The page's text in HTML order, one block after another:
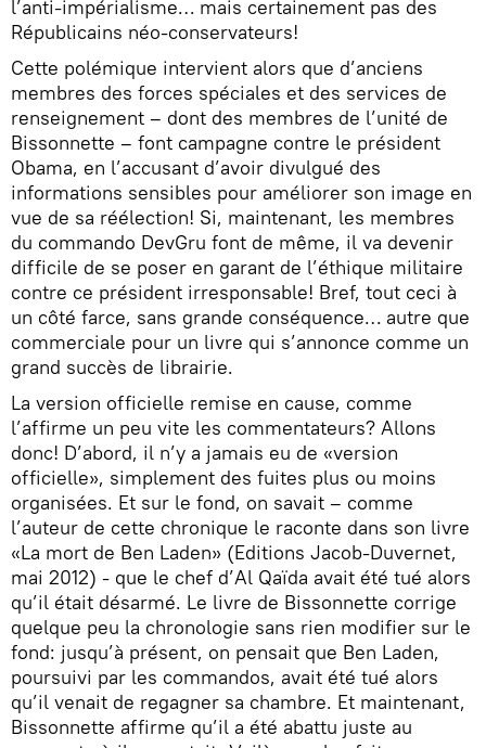
l’anti-impérialisme… mais certainement pas des
Républicains néo-conservateurs!
Cette polémique intervient alors que d’anciens
membres des forces spéciales et des services de
renseignement – dont des membres de l’unité de
Bissonnette – font campagne contre le président
Obama, en l’accusant d’avoir divulgué des
informations sensibles pour améliorer son image en
vue de sa réélection! Si, maintenant, les membres
du commando DevGru font de même, il va devenir
difficile de se poser en garant de l’éthique militaire
contre ce président irresponsable! Bref, tout ceci à
un côté farce, sans grande conséquence… autre que
commerciale pour un livre qui s’annonce comme un
grand succès de librairie.
La version officielle remise en cause, comme
l’affirme un peu vite les commentateurs? Allons
donc! D’abord, il n’y a jamais eu de «version
officielle», simplement des fuites plus ou moins
organisées. Et sur le fond, on savait – comme
l’auteur de cette chronique le raconte dans son livre
«La mort de Ben Laden» (Editions Jacob-Duvernet,
mai 2012) - que le chef d’Al Qaïda avait été tué alors
qu’il était désarmé. Le livre de Bissonnette corrige
quelque peu la chronologie sans rien modifier sur le
fond: jusqu’à présent, on pensait que Ben Laden,
poursuivi par les commandos, avait été tué alors
qu’il venait de regagner sa chambre. Et maintenant,
Bissonnette affirme qu’il a été abattu juste au